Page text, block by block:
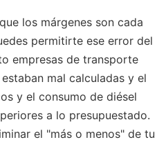
los márgenes son cada
permitirte ese error del
empresas de transporte
mal calculadas y el
y el consumo de diésel
a lo presupuestado.
el "más o menos" de tu